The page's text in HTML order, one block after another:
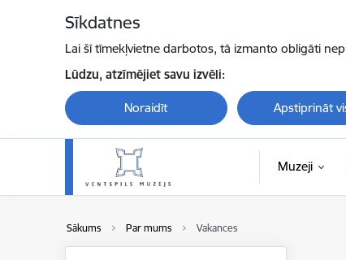
Sīkdatnes
Lai šī tīmekļvietne darbotos, tā izmanto obligāti
Lūdzu, atzīmējiet savu izvēli:
Noraidīt Apstiprināt
Muzeji
Sākums Par mums Vakances